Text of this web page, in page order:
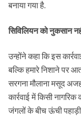
बनाया गया है.
सिविलियन को नुकसान
उन्होंने कहा कि इस
बल्कि हमारे निशाने पर
सरगना मौलाना मसूद
कार्रवाई में किसी
जंगलों के बीच ऊंची